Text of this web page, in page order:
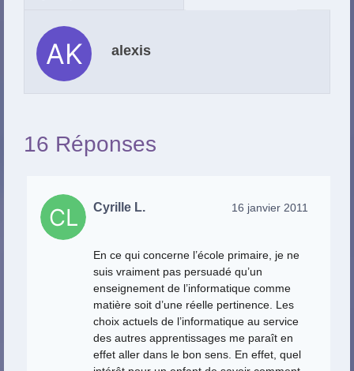
alexis
16 Réponses
Cyrille L. 16 janvier 2011
En ce qui concerne l’école primaire, je ne
suis vraiment pas persuadé qu’un
enseignement de l’informatique comme
matière soit d’une réelle pertinence. Les
choix actuels de l’informatique au service
des autres apprentissages me paraît en
effet aller dans le bon sens. En effet, quel